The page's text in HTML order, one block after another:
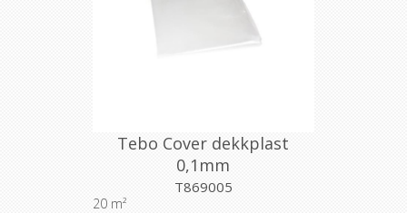
Tebo Cover dekkplast
0,1mm
T869005
20 m²